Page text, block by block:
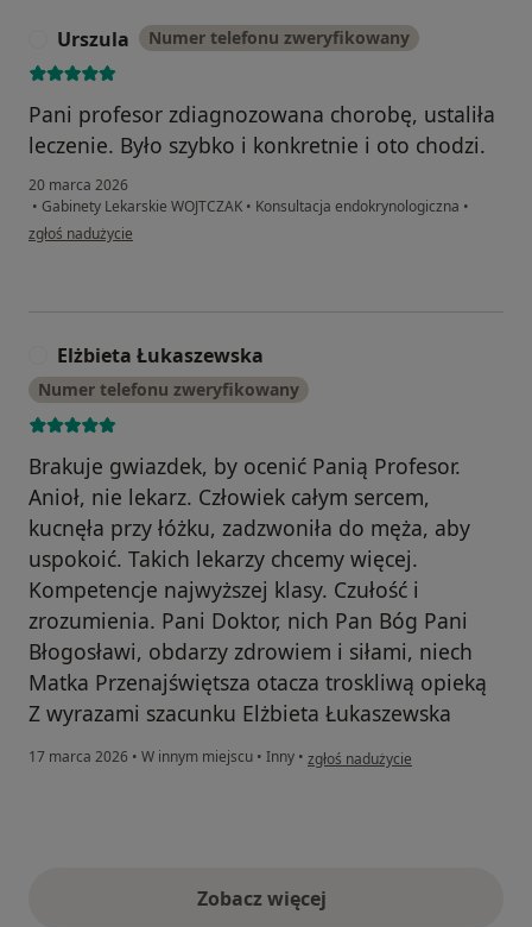
Urszula Numer telefonu zweryfikowany
Pani profesor zdiagnozowana chorobę, ustaliła
leczenie. Było szybko i konkretnie i oto chodzi.
20 marca 2026
• Gabinety Lekarskie WOJTCZAK • Konsultacja endokrynologiczna •
w opinii użytkownika Urszula
zgłoś nadużycie
Elżbieta Łukaszewska
Numer telefonu zweryfikowany
Brakuje gwiazdek, by ocenić Panią Profesor.
Anioł, nie lekarz. Człowiek całym sercem,
kucnęła przy łóżku, zadzwoniła do męża, aby
uspokoić. Takich lekarzy chcemy więcej.
Kompetencje najwyższej klasy. Czułość i
zrozumienia. Pani Doktor, nich Pan Bóg Pani
Błogosławi, obdarzy zdrowiem i siłami, niech
Matka Przenajświętsza otacza troskliwą opieką
Z wyrazami szacunku Elżbieta Łukaszewska
17 marca 2026 • W innym miejscu • Inny • w opinii użytkownika Elżbieta
zgłoś nadużycie
Zobacz więcejopinie powyżej